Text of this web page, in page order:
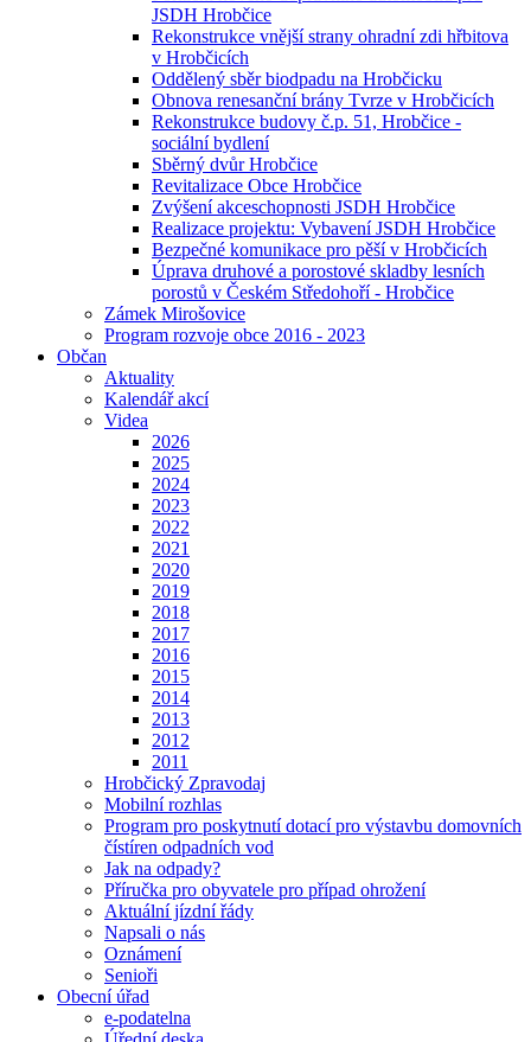
JSDH Hrobčice
Rekonstrukce vnější strany ohradní zdi hřbitova
v Hrobčicích
Oddělený sběr biodpadu na Hrobčicku
Obnova renesanční brány Tvrze v Hrobčicích
Rekonstrukce budovy č.p. 51, Hrobčice -
sociální bydlení
Sběrný dvůr Hrobčice
Revitalizace Obce Hrobčice
Zvýšení akceschopnosti JSDH Hrobčice
Realizace projektu: Vybavení JSDH Hrobčice
Bezpečné komunikace pro pěší v Hrobčicích
Úprava druhové a porostové skladby lesních
porostů v Českém Středohoří - Hrobčice
Zámek Mirošovice
Program rozvoje obce 2016 - 2023
Občan
Aktuality
Kalendář akcí
Videa
2026
2025
2024
2023
2022
2021
2020
2019
2018
2017
2016
2015
2014
2013
2012
2011
Hrobčický Zpravodaj
Mobilní rozhlas
Program pro poskytnutí dotací pro výstavbu domovních
čístíren odpadních vod
Jak na odpady?
Příručka pro obyvatele pro případ ohrožení
Aktuální jízdní řády
Napsali o nás
Oznámení
Senioři
Obecní úřad
e-podatelna